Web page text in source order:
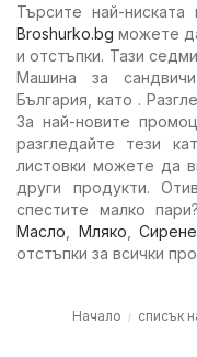
Търсите най-
Broshurko.bg можете
и отстъпки. Тази
Машина за
България, като .
За най-новите
разгледайте тези
листовки можете да
други продукти.
спестите малко
Масло
Мляко ,Сирене
отстъпки за всички
Начало списък